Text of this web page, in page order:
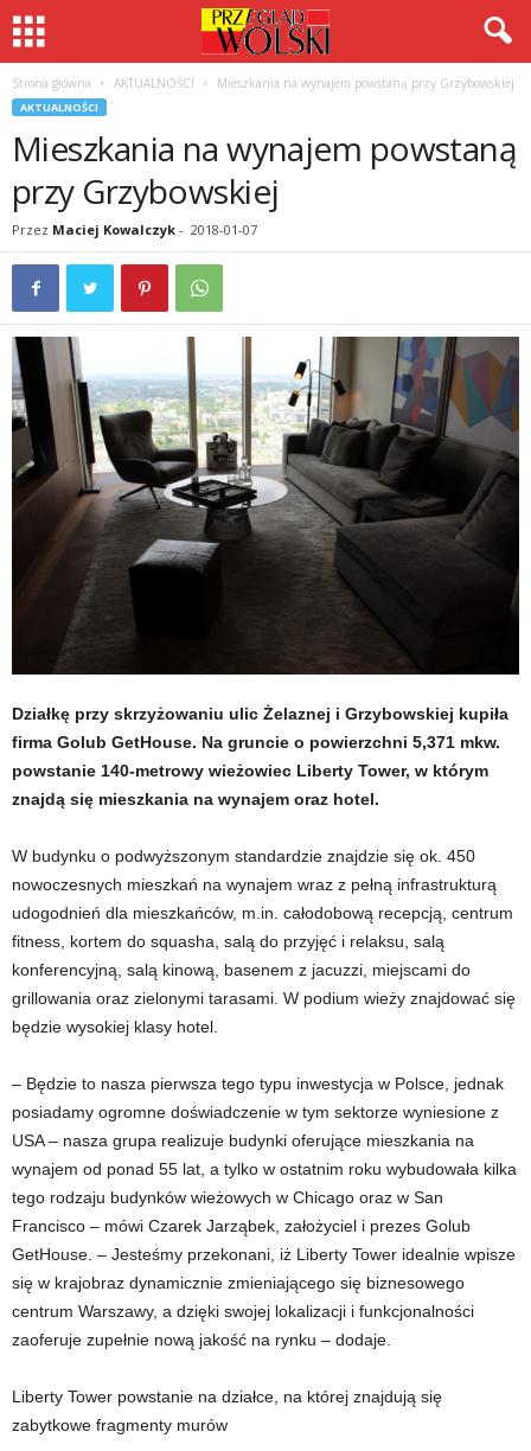
Strona główna AKTUALNOŚCI Mieszkania na wynajem powstaną przy Grzybowskiej
AKTUALNOŚCI
Mieszkania na wynajem powstaną
przy Grzybowskiej
Przez Maciej Kowalczyk - 2018-01-07
Działkę przy skrzyżowaniu ulic Żelaznej i Grzybowskiej kupiła
firma Golub GetHouse. Na gruncie o powierzchni 5,371 mkw.
powstanie 140-metrowy wieżowiec Liberty Tower, w którym
znajdą się mieszkania na wynajem oraz hotel.
W budynku o podwyższonym standardzie znajdzie się ok. 450
nowoczesnych mieszkań na wynajem wraz z pełną infrastrukturą
udogodnień dla mieszkańców, m.in. całodobową recepcją, centrum
fitness, kortem do squasha, salą do przyjęć i relaksu, salą
konferencyjną, salą kinową, basenem z jacuzzi, miejscami do
grillowania oraz zielonymi tarasami. W podium wieży znajdować się
będzie wysokiej klasy hotel.
– Będzie to nasza pierwsza tego typu inwestycja w Polsce, jednak
posiadamy ogromne doświadczenie w tym sektorze wyniesione z
USA – nasza grupa realizuje budynki oferujące mieszkania na
wynajem od ponad 55 lat, a tylko w ostatnim roku wybudowała kilka
tego rodzaju budynków wieżowych w Chicago oraz w San
Francisco – mówi Czarek Jarząbek, założyciel i prezes Golub
GetHouse. – Jesteśmy przekonani, iż Liberty Tower idealnie wpisze
się w krajobraz dynamicznie zmieniającego się biznesowego
centrum Warszawy, a dzięki swojej lokalizacji i funkcjonalności
zaoferuje zupełnie nową jakość na rynku – dodaje.
Liberty Tower powstanie na działce, na której znajdują się
zabytkowe fragmenty murów